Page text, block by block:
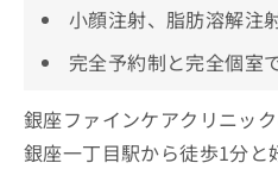
小顔注射、脂肪溶解注
完全予約制と完全個室
銀座ファインケアクリニッ
銀座一丁目駅から徒歩1分と